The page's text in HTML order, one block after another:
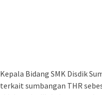
Kepala Bidang SMK Disdik
terkait sumbangan THR